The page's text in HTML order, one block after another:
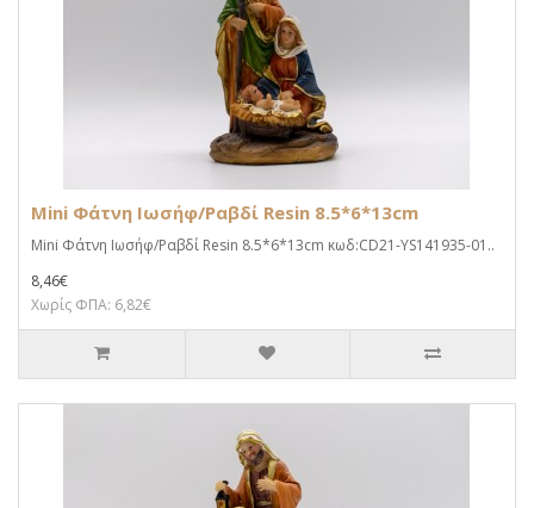
Mini Φάτνη Ιωσήφ/Ραβδί Resin 8.5*6*13cm
Mini Φάτνη Ιωσήφ/Ραβδί Resin 8.5*6*13cm κωδ:CD21-YS141935-01..
8,46€
Χωρίς ΦΠΑ: 6,82€